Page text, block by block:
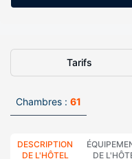
Tarifs
Chambres : 61
DESCRIPTION
DE L'HÔTEL
DE